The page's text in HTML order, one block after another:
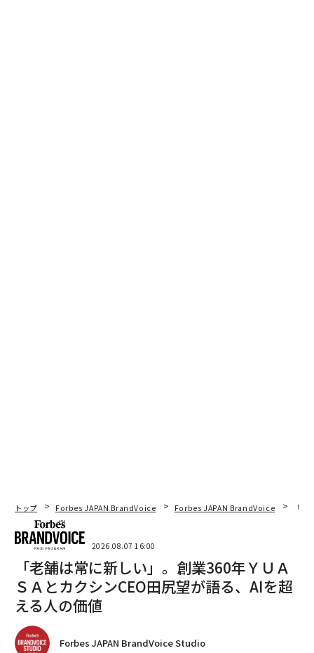
トップ Forbes JAPAN BrandVoice Forbes JAPAN BrandVoice 「
2026.08.07 16:00
「老舗は常に新しい」。創業360年ＹＵＡ
ＳＡとカクシンCEO田尻望が語る、AIを超
える人の価値
Forbes JAPAN BrandVoice Studio